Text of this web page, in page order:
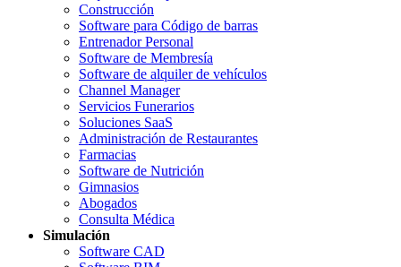
Construcción
Software para Código de barras
Entrenador Personal
Software de Membresía
Software de alquiler de vehículos
Channel Manager
Servicios Funerarios
Soluciones SaaS
Administración de Restaurantes
Farmacias
Software de Nutrición
Gimnasios
Abogados
Consulta Médica
Simulación
Software CAD